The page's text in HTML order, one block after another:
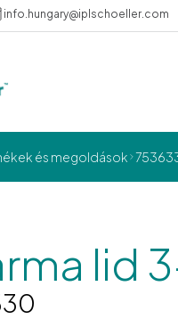
info.hungary@iplschoeller.com
és megoldások
lid